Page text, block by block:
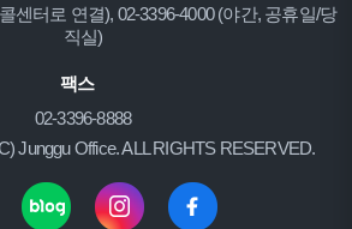
센터로 연결), 02-3396-4000 (야간, 공휴일/당
직실)
팩스
02-3396-8888
Junggu Office. ALL RIGHTS RESERVED.